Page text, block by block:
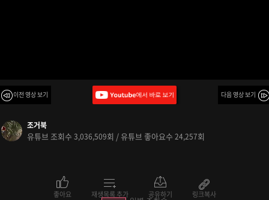
이전 영상 보기 다음 영상 보기
조거북
유튜브 조회수 3,036,509회 / 유튜브 좋아요수 24,257회
좋아요 재생목록 추가 공유하기 링크복사